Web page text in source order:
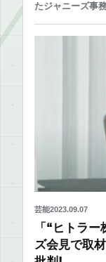
たジャニーズ事
芸能2023.09.07
「“ヒトラ
ズ会見で取